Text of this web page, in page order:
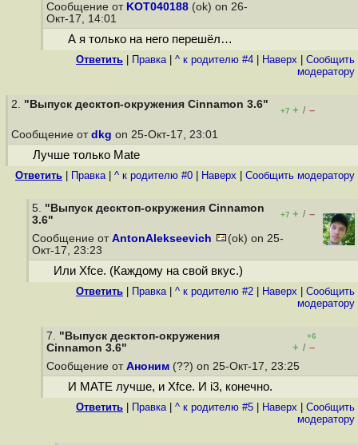
Сообщение от KOT040188 (ok) on 26-
Окт-17, 14:01
А я только на него перешёл…
Ответить Правка| ^ к родителю #4 Наверх
Cообщить
модератору
2. "Выпуск десктоп-окружения Cinnamon 3.6"
+7 + / –
Сообщение от dkg on 25-Окт-17, 23:01
Лучше только Mate
Ответить Правка| ^ к родителю #0 Наверх Cообщить модератору
5. "Выпуск десктоп-окружения Cinnamon
3.6"
+7 + / –
Сообщение от AntonAlekseevich
(ok) on 25-
Окт-17, 23:23
Или Xfce. (Каждому на свой вкус.)
Ответить Правка| ^ к родителю #2 Наверх
Cообщить
модератору
7. "Выпуск десктоп-окружения
Cinnamon 3.6"
+6
+ / –
Сообщение от Аноним (??) on 25-Окт-17, 23:25
И MATE лучше, и Xfce. И i3, конечно.
Ответить Правка| ^ к родителю #5 Наверх
Cообщить
модератору